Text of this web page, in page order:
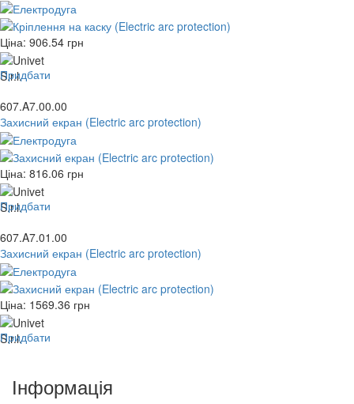
Ціна: 906.54 грн
Придбати
607.A7.00.00
Захисний екран (Electric arc protection)
Ціна: 816.06 грн
Придбати
607.A7.01.00
Захисний екран (Electric arc protection)
Ціна: 1569.36 грн
Придбати
Інформація